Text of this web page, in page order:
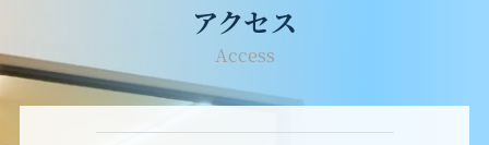
アクセス
Access